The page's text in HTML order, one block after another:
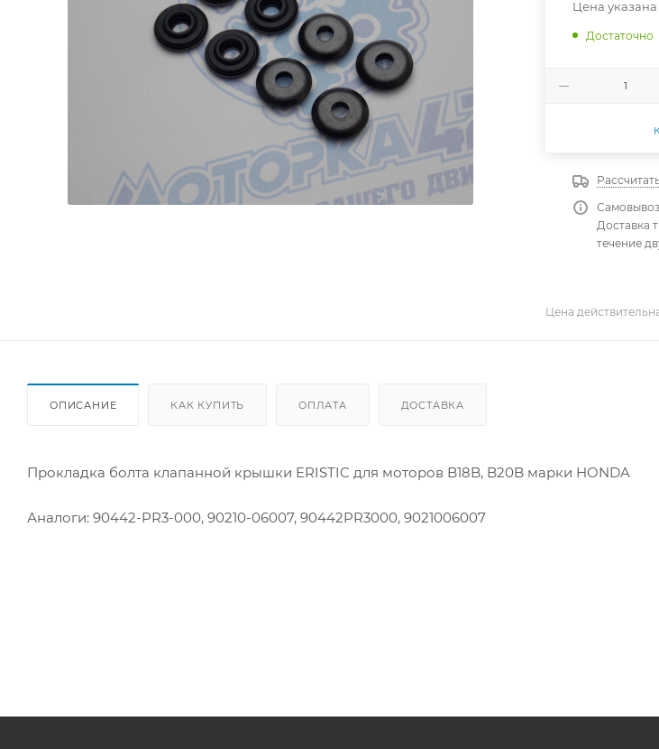
Цена
Достаточно
Доставка
течение
Цена
ОПИСАНИЕ КАК КУПИТЬ ОПЛАТА ДОСТАВКА
Прокладка болта клапанной крышки ERISTIC для моторов B18B, B20B марки HONDA
Аналоги: 90442-PR3-000, 90210-06007, 90442PR3000, 9021006007